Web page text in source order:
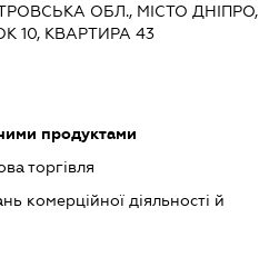
ОБЛ., МІСТО ДНІПРО,
10, КВАРТИРА 43
продуктами
торгівля
комерційної діяльності й